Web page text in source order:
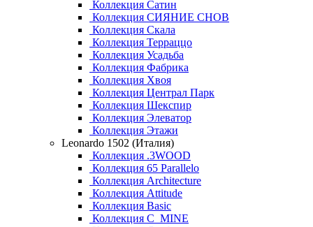
Коллекция Сатин
Коллекция СИЯНИЕ СНОВ
Коллекция Скала
Коллекция Терраццо
Коллекция Усадьба
Коллекция Фабрика
Коллекция Хвоя
Коллекция Централ Парк
Коллекция Шекспир
Коллекция Элеватор
Коллекция Этажи
Leonardo 1502 (Италия)
Коллекция .3WOOD
Коллекция 65 Parallelo
Коллекция Architecture
Коллекция Attitude
Коллекция Basic
Коллекция C_MINE